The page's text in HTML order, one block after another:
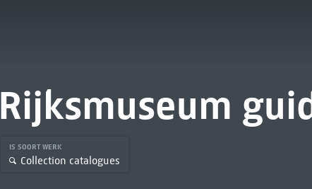
Rijksmuseum
IS SOORT WERK
Collection catalogues